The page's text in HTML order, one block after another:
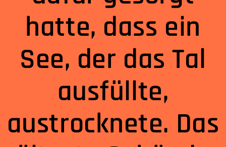
hatte, dass ein
See, der das Tal
ausfüllte,
austrocknete. Das